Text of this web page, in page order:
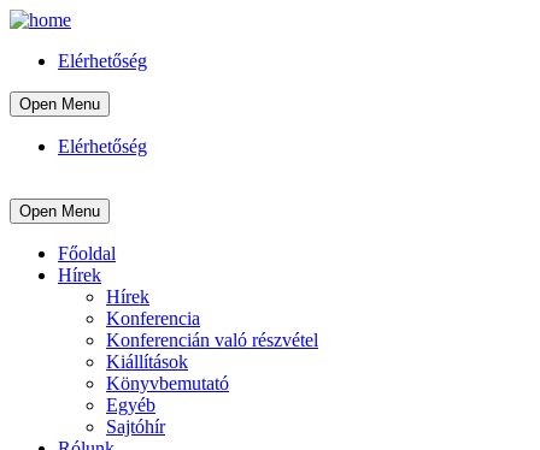
Elérhetőség
Open Menu
Elérhetőség
Open Menu
Főoldal
Hírek
Hírek
Konferencia
Konferencián való részvétel
Kiállítások
Könyvbemutató
Egyéb
Sajtóhír